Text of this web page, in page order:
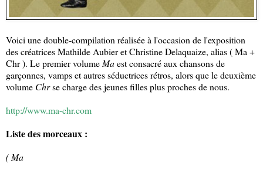
Voici une double-compilation réalisée à l'occasion de l'exposition
des créatrices Mathilde Aubier et Christine Delaquaize, alias ( Ma +
Chr ). Le premier volume Maest consacré aux chansons de
garçonnes, vamps et autres séductrices rétros, alors que le deuxième
volume Chrse charge des jeunes filles plus proches de nous.
http://www.ma-chr.com
Liste des morceaux :
( Ma